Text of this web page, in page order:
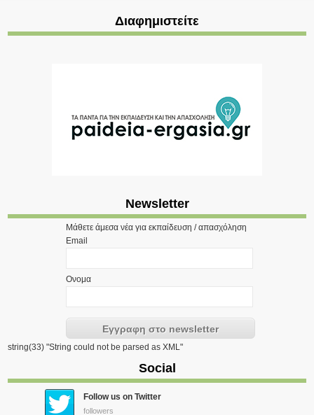
Διαφημιστείτε
Newsletter
Μάθετε άμεσα νέα για εκπαίδευση / απασχόληση
Email
Ονομα
string(33) "String could not be parsed as XML"
Social
Follow us on Twitter
followers